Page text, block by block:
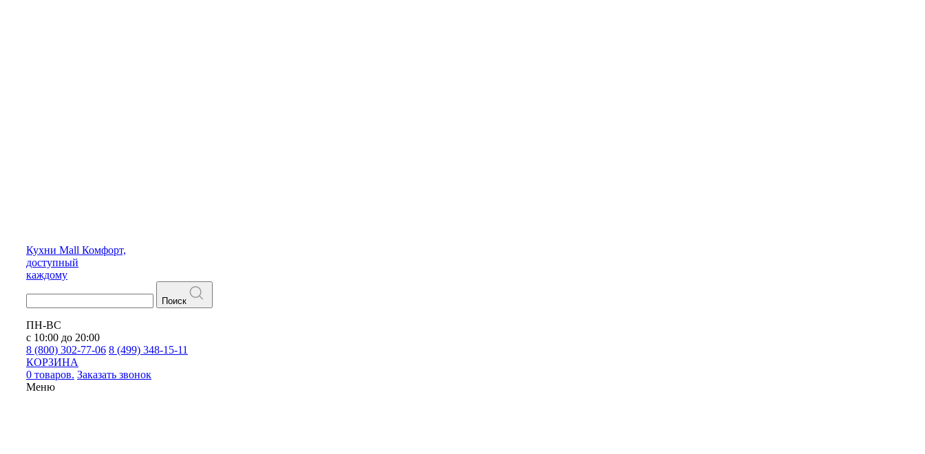
Кухни Mall Комфорт,
доступный
каждому
Поиск
ПН-ВС
с 10:00 до 20:00
8 (800) 302-77-06 8 (499) 348-15-11
КОРЗИНА
0 товаров. Заказать звонок
Меню